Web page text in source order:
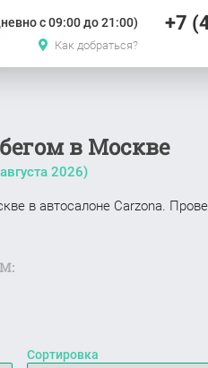
с 09:00 до 21:00)
Как добраться?
+7
в Москве
2026)
в автосалоне Carzona.
Сортировка